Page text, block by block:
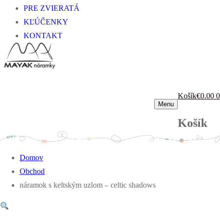
PRE ZVIERATÁ
KĽÚČENKY
KONTAKT
Menu
Košík€0.00 0
Košík
Domov
Obchod
náramok s keltským uzlom – celtic shadows